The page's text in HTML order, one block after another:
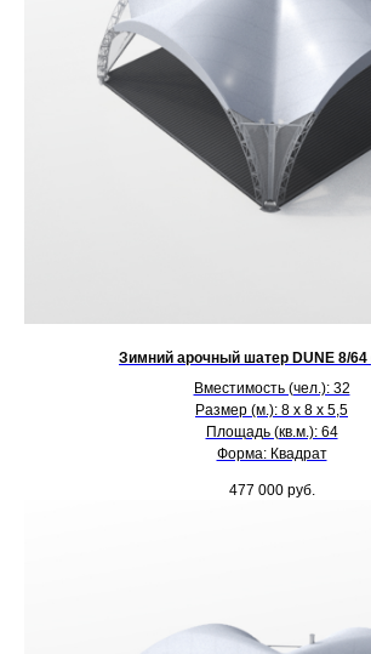
Зимний арочный шатер DUNE 8/64
Вместимость (чел.): 32
Размер (м.): 8 х 8 х 5,5
Площадь (кв.м.): 64
Форма: Квадрат
477 000 руб.